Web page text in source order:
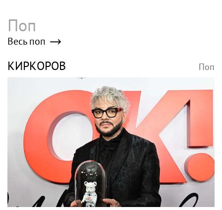
Поп
Весь поп
КИРКОРОВ Поп